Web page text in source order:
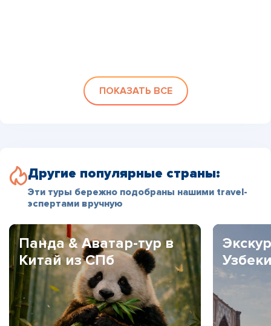
ПОКАЗАТЬ ВСЕ
Другие популярные страны:
Эти туры бережно подобраны нашими travel-
эспертами вручную
Панда & Аватар-тур в
Китай из СПб